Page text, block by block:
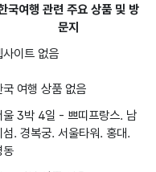
국여행 관련 주요 상품 및 방
문지
사이트 없음
국 여행 상품 없음
울 3박 4일 - 쁘띠프랑스. 남
섬. 경복궁. 서울타워. 홍대.
동